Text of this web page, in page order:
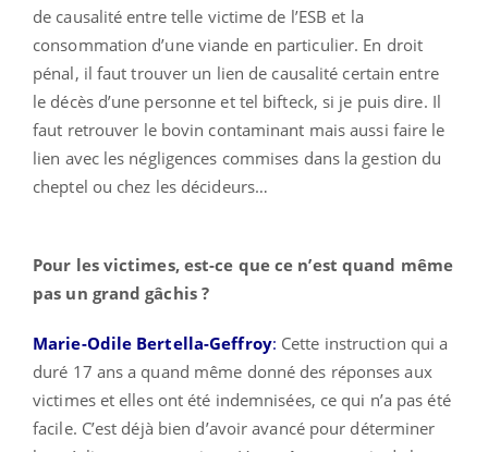
de causalité entre telle victime de l’ESB et la
consommation d’une viande en particulier. En droit
pénal, il faut trouver un lien de causalité certain entre
le décès d’une personne et tel bifteck, si je puis dire. Il
faut retrouver le bovin contaminant mais aussi faire le
lien avec les négligences commises dans la gestion du
cheptel ou chez les décideurs…
Pour les victimes, est-ce que ce n’est quand même
pas un grand gâchis ?
Marie-Odile Bertella-Geffroy: Cette instruction qui a
duré 17 ans a quand même donné des réponses aux
victimes et elles ont été indemnisées, ce qui n’a pas été
facile. C’est déjà bien d’avoir avancé pour déterminer